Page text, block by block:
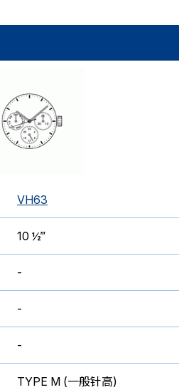
VH63
10 ½‴
-
-
-
TYPE M (一般针高)